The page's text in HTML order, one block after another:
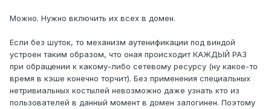
Можно. Нужно включить их всех в домен.
Если без шуток, то механизм аутенификации под виндой
устроен таким образом, что оная происходит КАЖДЫЙ РАЗ
при обращении к какому-либо сетевому ресурсу (ну какое-то
время в кэше конечно торчит). Без применения специальных
нетривиальных костылей невозможно даже узнать кто из
пользователей в данный момент в домен залогинен. Поэтому